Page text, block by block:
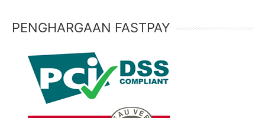
PENGHARGAAN FASTPAY